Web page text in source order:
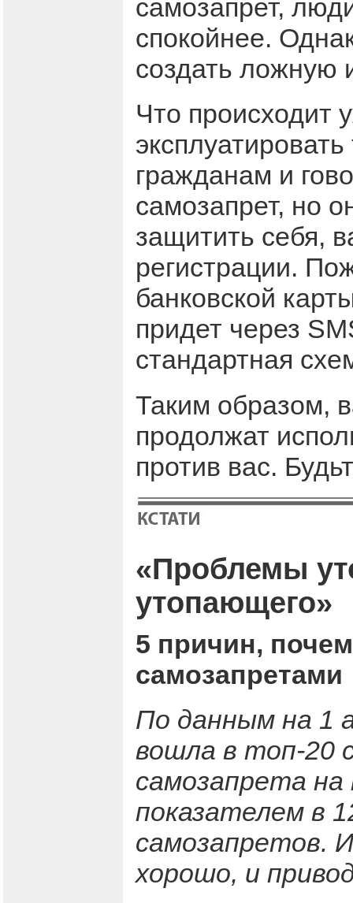
самозапрет,
спокойнее.
создать
Что происходит
гражданам и
самозапрет, но
защитить себя,
регистрации.
банковской
придет через
стандартная
Таким образом,
продолжат
против вас.
«Проблемы
утопающего»
5 причин,
самозапретами
По данным на 1
вошла в топ-20
самозапрета
показателем в
самозапретов.
хорошо, и